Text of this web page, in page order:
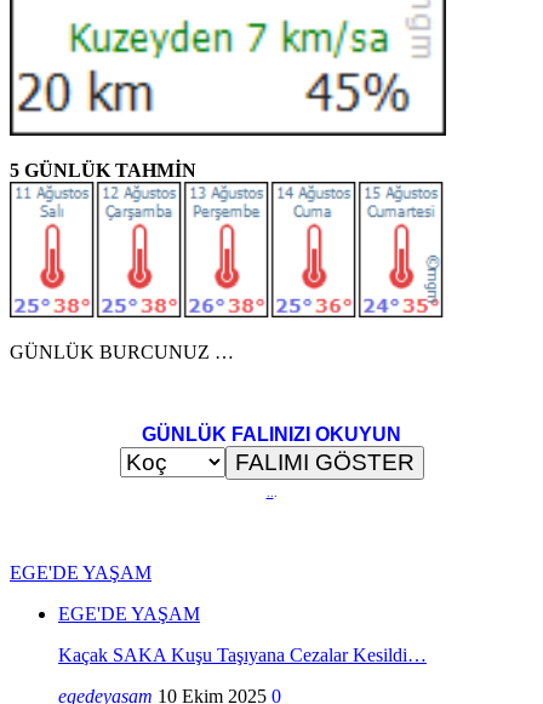
5 GÜNLÜK TAHMİN
GÜNLÜK BURCUNUZ …
GÜNLÜK FALINIZI OKUYUN
...
EGE'DE YAŞAM
EGE'DE YAŞAM
Kaçak SAKA Kuşu Taşıyana Cezalar Kesildi…
egedeyasam 10 Ekim 2025 0